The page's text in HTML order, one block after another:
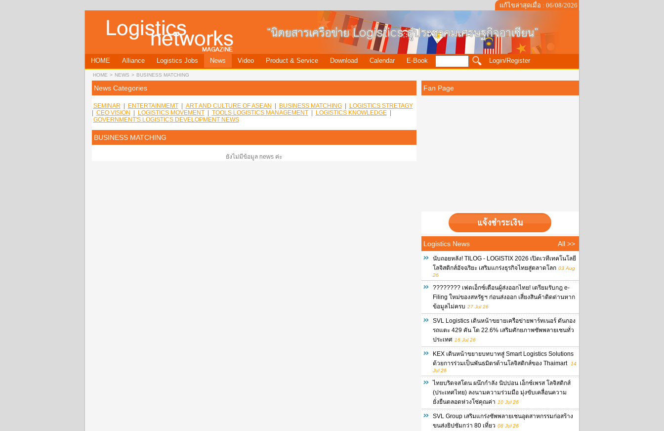
แก้ไขล่าสุดเมื่อ : 06/08/2026
HOME Alliance Logistics Jobs News Video Product & Service Download Calendar E-Book Login/Register
HOME > NEWS > BUSINESS MATCHING
News Categories
SEMINAR ENTERTAINMEMT| ART AND CULTURE OF ASEAN BUSINESS MATCHING|
LOGISTICS STRETAGY
CEO VISION LOGISTICS MOVEMENT| TOOLS LOGISTICS MANAGEMENT| LOGISTICS KNOWLEDGE|
GOVERNMENT'S LOGISTICS DEVELOPMENT NEWS
BUSINESS MATCHING
ยังไม่มีข้อมูล news ค่ะ
Fan Page
Logistics News All >>
นับถอยหลัง! TILOG - LOGISTIX 2026 เปิดเวทีเทคโนโลยี
โลจิสติกส์อัจฉริยะ เสริมแกร่งธุรกิจไทยสู่ตลาดโลก 03 Aug
26
???????? เฟดเอ็กซ์เตือนผู้ส่งออกไทย! เตรียมรับกฎ e-
Filing ใหม่ของสหรัฐฯ ก่อนส่งออก เสี่ยงสินค้าติดด่านหาก
ข้อมูลไม่ครบ 27 Jul 26
SVL Logistics เดินหน้าขยายเครือข่ายพาร์ทเนอร์ ดันกอง
รถแตะ 429 คัน โต 22.6% เสริมศักยภาพซัพพลายเชนทั่ว
ประเทศ 16 Jul 26
KEX เดินหน้าขยายบทบาทสู่ Smart Logistics Solutions
ด้วยการร่วมเป็นพันธมิตรด้านโลจิสติกส์ของ Thaimart
14
Jul 26
ไทยบริดจสโตน ผนึกกำลัง นิปปอน เอ็กซ์เพรส โลจิสติกส์
(ประเทศไทย) ลงนามความร่วมมือ มุ่งขับเคลื่อนความ
ยั่งยืนตลอดห่วงโซ่คุณค่า 10 Jul 26
SVL Group เสริมแกร่งซัพพลายเชนอุตสาหกรรมก่อสร้าง
ขนส่งยิปซัมกว่า 80 เที่ยว 08 Jul 26